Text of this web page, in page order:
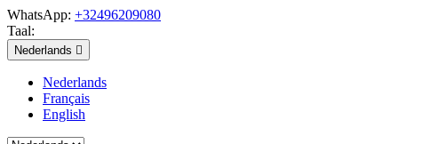
WhatsApp: +32496209080
Taal:
Nederlands 
Nederlands
Français
English